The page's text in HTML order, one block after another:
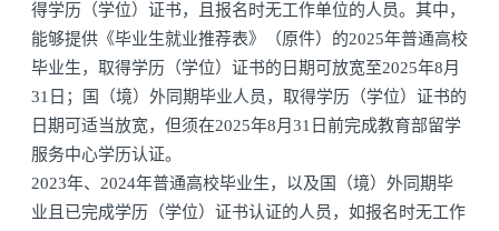
得学历（学位）证书，且报名时无工作单位的人员。其中，
能够提供《毕业生就业推荐表》（原件）的2025年普通高校
毕业生，取得学历（学位）证书的日期可放宽至2025年8月
31日；国（境）外同期毕业人员，取得学历（学位）证书的
日期可适当放宽，但须在2025年8月31日前完成教育部留学
服务中心学历认证。
2023年、2024年普通高校毕业生，以及国（境）外同期毕
业且已完成学历（学位）证书认证的人员，如报名时无工作